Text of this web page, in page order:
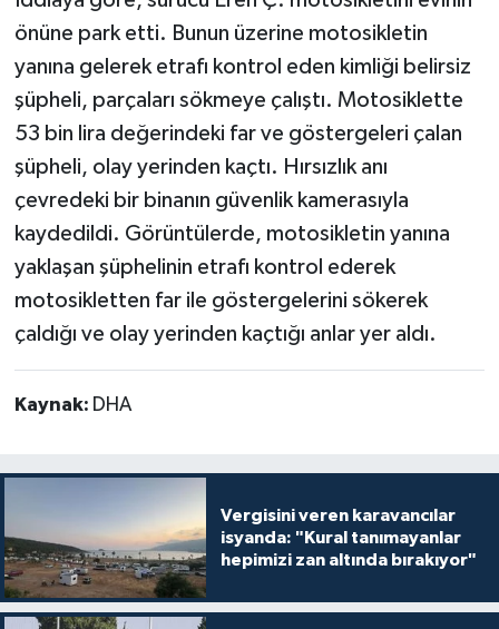
önüne park etti. Bunun üzerine motosikletin
yanına gelerek etrafı kontrol eden kimliği belirsiz
şüpheli, parçaları sökmeye çalıştı. Motosiklette
53 bin lira değerindeki far ve göstergeleri çalan
şüpheli, olay yerinden kaçtı. Hırsızlık anı
çevredeki bir binanın güvenlik kamerasıyla
kaydedildi. Görüntülerde, motosikletin yanına
yaklaşan şüphelinin etrafı kontrol ederek
motosikletten far ile göstergelerini sökerek
çaldığı ve olay yerinden kaçtığı anlar yer aldı.
Kaynak: DHA
Vergisini veren karavancılar
isyanda: "Kural tanımayanlar
hepimizi zan altında bırakıyor"